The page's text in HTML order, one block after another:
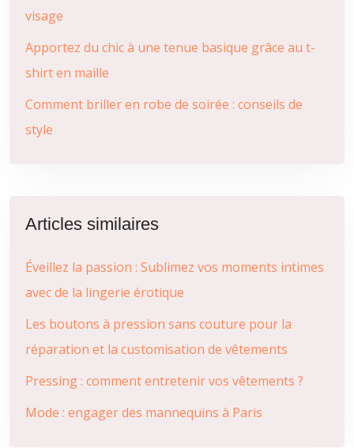
visage
Apportez du chic à une tenue basique grâce au t-
shirt en maille
Comment briller en robe de soirée : conseils de
style
Articles similaires
Éveillez la passion : Sublimez vos moments intimes
avec de la lingerie érotique
Les boutons à pression sans couture pour la
réparation et la customisation de vêtements
Pressing : comment entretenir vos vêtements ?
Mode : engager des mannequins à Paris